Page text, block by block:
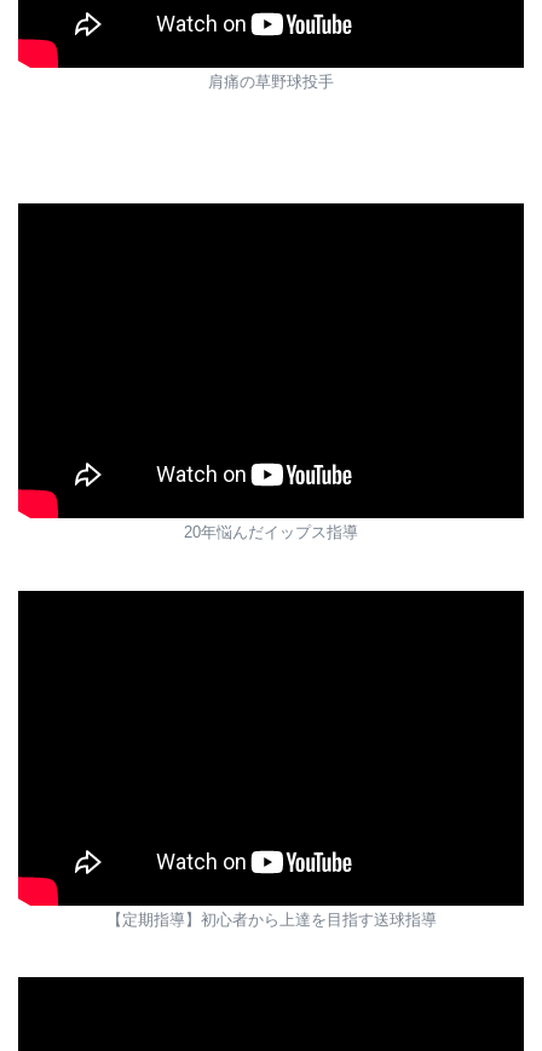
肩痛の草野球投手
20年悩んだイップス指導
【定期指導】初心者から上達を目指す送球指導